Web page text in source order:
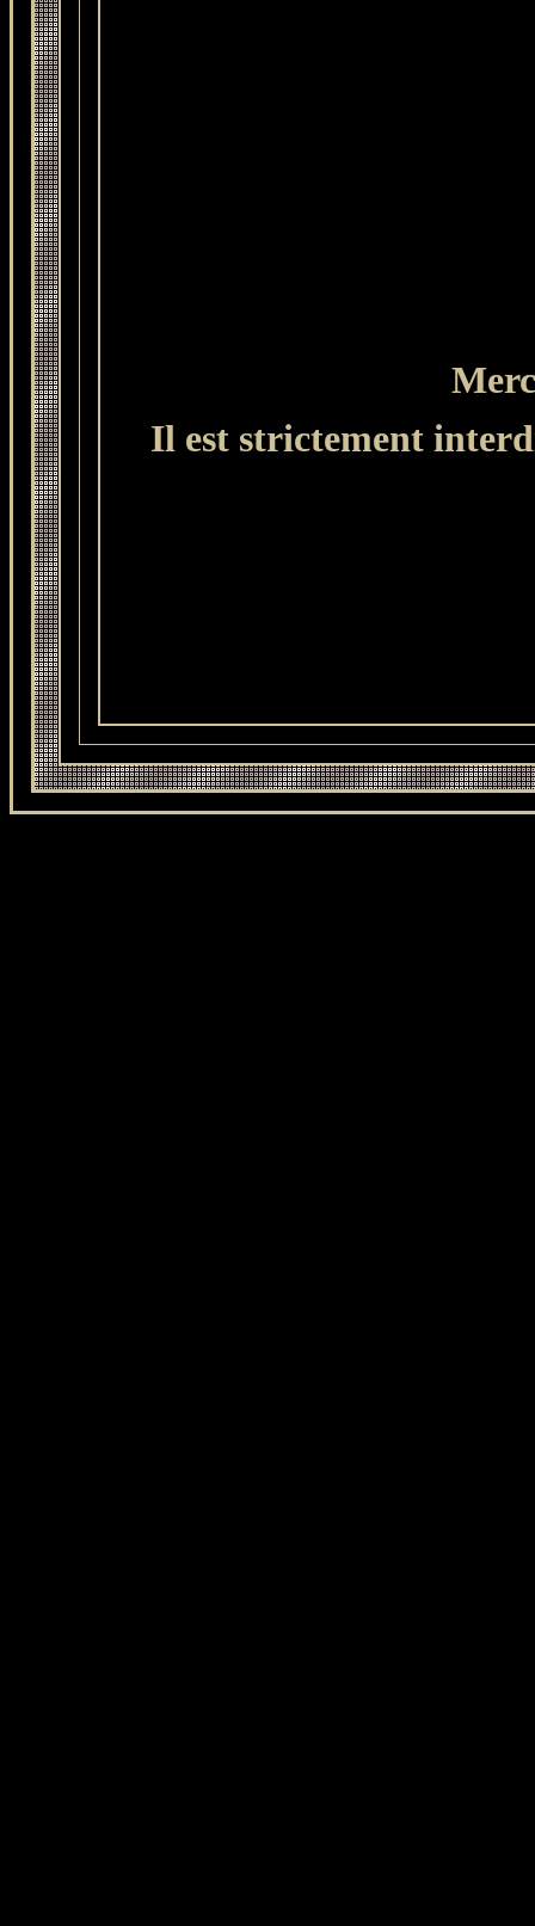
Il est strictement